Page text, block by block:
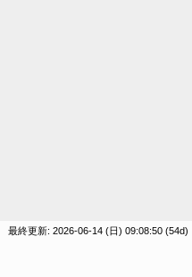
最終更新: 2026-06-14 (日) 09:08:50 (54d)